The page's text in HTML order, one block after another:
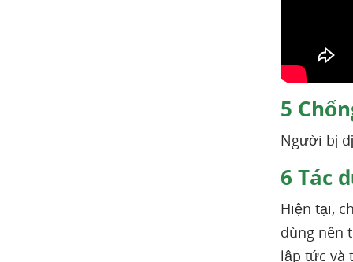
5
Người bị
6 Tác
Hiện tại,
dùng nên
lập tức và